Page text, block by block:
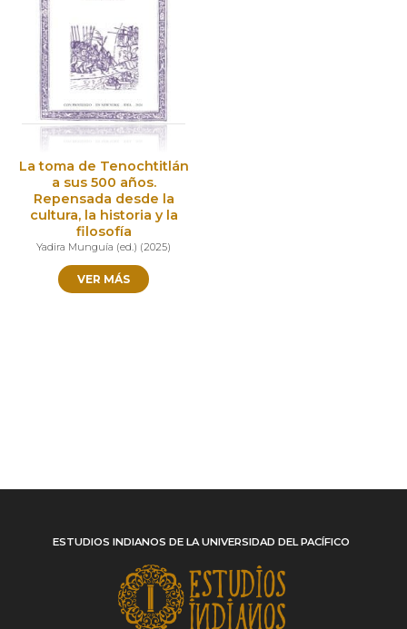
La toma de Tenochtitlán
a sus 500 años.
Repensada desde la
cultura, la historia y la
filosofía
Yadira Munguía (ed.) (2025)
VER MÁS
ESTUDIOS INDIANOS DE LA UNIVERSIDAD DEL PACÍFICO